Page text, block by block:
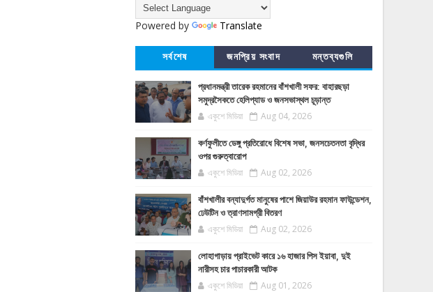
Powered by Translate
সর্বশেষ জনপ্রিয় সংবাদ মন্তব্যগুলি
প্রধানমন্ত্রী তারেক রহমানের বাঁশখালী সফর: বাহারছড়া
সমুদ্রসৈকতে হেলিপ্যাড ও জনসভাস্থল চূড়ান্ত
একুশে মিডিয়া Aug 04, 2026
কর্ণফুলীতে ডেঙ্গু প্রতিরোধে বিশেষ সভা, জনসচেতনতা বৃদ্ধির
ওপর গুরুত্বারোপ
একুশে মিডিয়া Aug 02, 2026
বাঁশখালীর বন্যাদুর্গত মানুষের পাশে জিয়াউর রহমান ফাউন্ডেশন,
ঢেউটিন ও ত্রাণসামগ্রী বিতরণ
একুশে মিডিয়া Aug 02, 2026
লোহাগাড়ায় প্রাইভেট কারে ১৬ হাজার পিস ইয়াবা, দুই
নারীসহ চার পাচারকারী আটক
একুশে মিডিয়া Aug 01, 2026